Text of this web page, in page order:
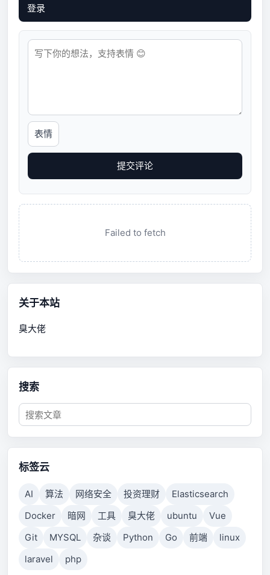
登录
表情
提交评论
Failed to fetch
关于本站
臭大佬
搜索
标签云
AI 算法 网络安全 投资理财
Elasticsearch
Docker
暗网 工具 臭大佬 ubuntu
Vue
Git
MYSQL 杂谈 Python Go 前端
linux
laravel
php